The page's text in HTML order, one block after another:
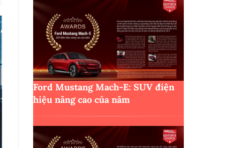
Ford Mustang Mach-E: SUV điện
hiệu năng cao của năm